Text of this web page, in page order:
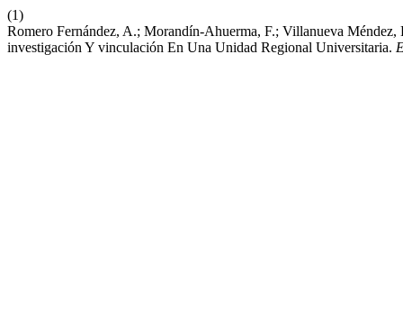
(1)
Romero Fernández, A.; Morandín-Ahuerma, F.; Villanueva
investigación Y vinculación En Una Unidad Regional Universitaria.